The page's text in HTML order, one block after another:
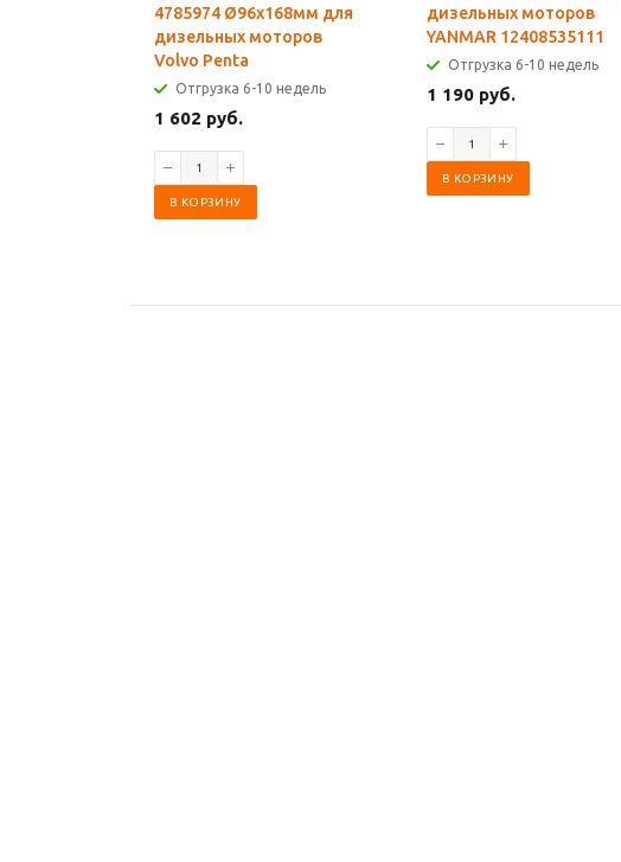
4785974 Ø96x168мм для
дизельных моторов
Volvo Penta
Отгрузка 6-10 недель
1 602 руб.
В КОРЗИНУ
дизельных моторов
YANMAR 12408535111
Отгрузка 6-10 недель
1 190 руб.
В КОРЗИНУ